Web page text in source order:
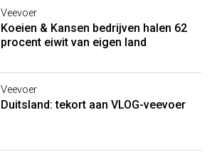
Veevoer
Koeien & Kansen bedrijven halen 62
procent eiwit van eigen land
Veevoer
Duitsland: tekort aan VLOG-veevoer